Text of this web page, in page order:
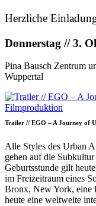
Herzliche
Donnerstag // 3.
Pina Bausch Zentrum
Wuppertal
Trailer // EGO – A Journey of
Alle Styles des Urban
gehen auf die
Geburtsstunde gilt
im Freizeitraum eines
Bronx, New York, eine
heute eine weltweite